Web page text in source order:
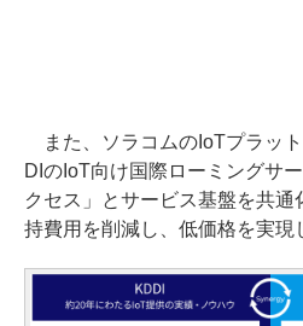
また、ソラコムのIoTプラッ
DIのIoT向け国際ローミングサ
クセス」とサービス基盤を共
持費用を削減し、低価格を実現